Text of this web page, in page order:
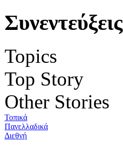
Συνεντεύξεις
Topics
Top Story
Other Stories
Τοπικά
Πανελλαδικά
Διεθνή